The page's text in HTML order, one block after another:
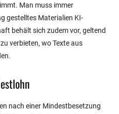
Man muss immer
gestelltes Materialien KI-
behält sich zudem vor, geltend
verbieten, wo Texte aus
nach einer Mindestbesetzung